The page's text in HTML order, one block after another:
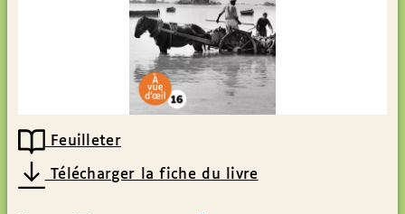
Feuilleter
Télécharger la fiche du livre